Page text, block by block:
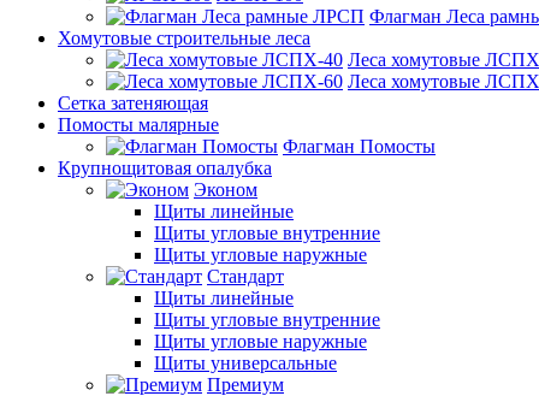
Флагман Леса
Хомутовые строительные леса
Леса хомутовые
Леса хомутовые
Сетка затеняющая
Помосты малярные
Флагман Помосты
Крупнощитовая опалубка
Эконом
Щиты линейные
Щиты угловые внутренние
Щиты угловые наружные
Стандарт
Щиты линейные
Щиты угловые внутренние
Щиты угловые наружные
Щиты универсальные
Премиум